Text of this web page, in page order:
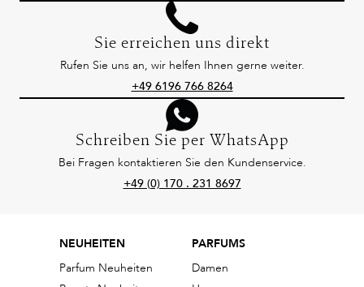
Sie erreichen uns direkt
Rufen Sie uns an, wir helfen Ihnen gerne weiter.
+49 6196 766 8264
Schreiben Sie per WhatsApp
Bei Fragen kontaktieren Sie den Kundenservice.
+49 (0) 170 . 231 8697
NEUHEITEN
Parfum Neuheiten
PARFUMS
Damen